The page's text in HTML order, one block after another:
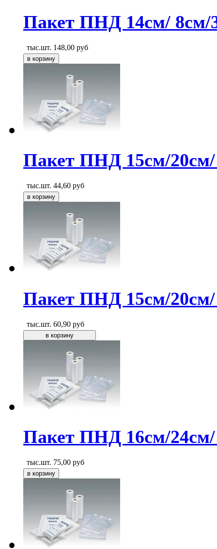
Пакет ПНД 14см/ 8см/
тыс.шт. 148,00 руб
Пакет ПНД 15см/
тыс.шт. 44,60 руб
Пакет ПНД 15см/
тыс.шт. 60,90 руб
Пакет ПНД 16см/
тыс.шт. 75,00 руб